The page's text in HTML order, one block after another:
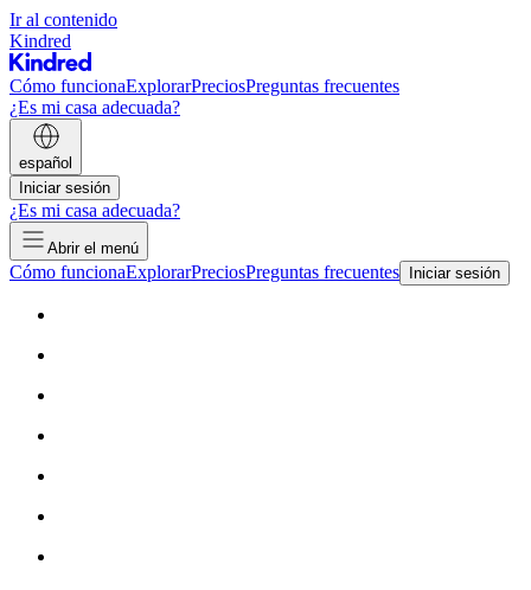
Ir al contenido
Kindred
Cómo funcionaExplorarPreciosPreguntas frecuentes
¿Es mi casa adecuada?
español
Iniciar sesión
¿Es mi casa adecuada?
Abrir el menú
Cómo funcionaExplorarPreciosPreguntas frecuentes Iniciar sesión